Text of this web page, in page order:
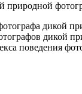
дикой
дикой
поведения